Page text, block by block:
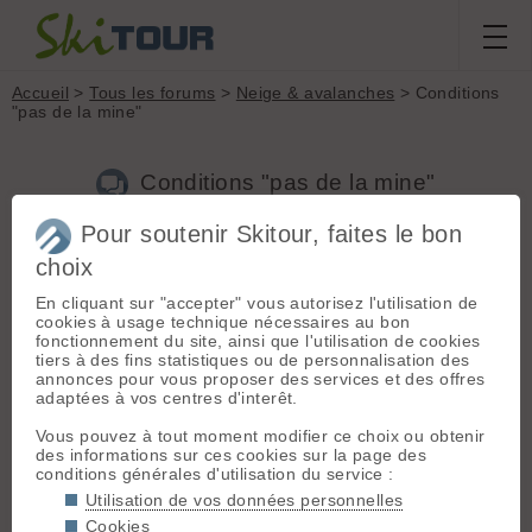
Accueil >Tous les forums > Neige & avalanches > Conditions
"pas de la mine"
Conditions "pas de la mine"
Nouveau sujet
ludodo[69posts] - Le 11/03/2016 18:40
Bonsoir,
Je voulais connaître les conditions du "pas de la mine"
(Taillefer), voir des arêtes du Brouffier.
Quelqu'un a-t-il des informations ?
????
Le Chouan- Le 11/03/2016 23:12
Pour soutenir Skitour, faites le bon
choix
En cliquant sur "accepter" vous autorisez l'utilisation de
cookies à usage technique nécessaires au bon
fonctionnement du site, ainsi que l'utilisation de cookies
tiers à des fins statistiques ou de personnalisation des
annonces pour vous proposer des services et des offres
adaptées à vos centres d'interêt.
Vous pouvez à tout moment modifier ce choix ou obtenir
des informations sur ces cookies sur la page des
conditions générales d'utilisation du service :
Utilisation de vos données personnelles
Cookies